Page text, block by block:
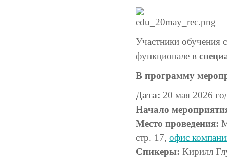
Участники обучения
функционале в
В программу
Дата: 20 мая 2026
Начало
Место проведения:
стр. 17, офис
Спикеры: Кирилл